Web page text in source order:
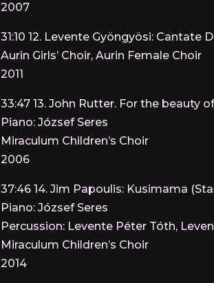
2007
31:10 12. Levente Gyöngyösi: Cantate
Aurin Girls’ Choir, Aurin Female Choir
2011
33:47 13. John Rutter. For the beauty
Piano: József Seres
Miraculum Children’s Choir
2006
37:46 14. Jim Papoulis: Kusimama
Piano: József Seres
Percussion: Levente Péter Tóth,
Miraculum Children’s Choir
2014